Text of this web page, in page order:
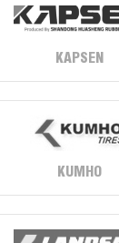
KAPSEN
KUMHO